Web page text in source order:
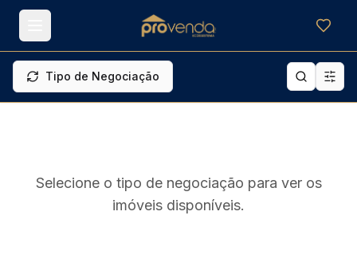
Tipo de Negociação
Selecione o tipo de negociação para ver os
imóveis disponíveis.